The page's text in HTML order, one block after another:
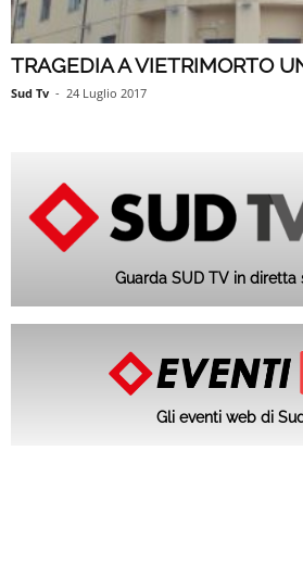
TRAGEDIA A VIETRIMORTO
Sud Tv - 24 Luglio 2017
Guarda SUD TV in diretta
Gli eventi web di